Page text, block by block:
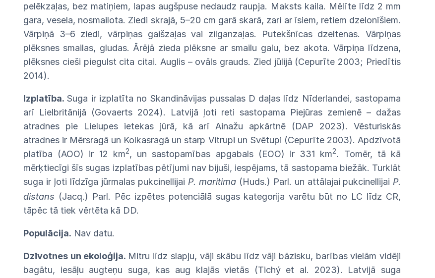
pelēkzaļas, bez matiņiem, lapas augšpuse nedaudz raupja. Maksts kaila. Mēlīte līdz 2 mm
gara, vesela, nosmailota. Ziedi skrajā, 5–20 cm garā skarā, zari ar īsiem, retiem dzelonīšiem.
Vārpiņā 3–6 ziedi, vārpiņas gaišzaļas vai zilganzaļas. Putekšnīcas dzeltenas. Vārpiņas
plēksnes smailas, gludas. Ārējā zieda plēksne ar smailu galu, bez akota.Vārpiņa līdzena,
plēksnes cieši piegulst cita citai. Auglis – ovāls grauds. Zied jūlijā (Cepurīte 2003; Priedītis
2014).
Izplatība. Suga ir izplatīta no Skandināvijas pussalas D daļas līdz Nīderlandei, sastopama
arī Lielbritānijā (Govaerts 2024). Latvijā ļoti reti sastopama Piejūras zemienē – dažas
atradnes pie Lielupes ietekas jūrā, kā arī Ainažu apkārtnē (DAP 2023).
Vēsturiskās
atradnes ir Mērsragā un Kolkasragā un starp Vitrupi un Svētupi (Cepurīte 2003). Apdzīvotā
platība (AOO) ir 12 km2, un sastopamības apgabals (EOO) ir 331 km2. Tomēr, tā kā
mērķtiecīgi šīs sugas izplatības pētījumi nav bijuši, iespējams, tā sastopama biežāk. Turklāt
suga ir ļoti līdzīga jūrmalas pukcinellijai P. maritima (Huds.) Parl. un attālajai pukcinellijai P.
distans (Jacq.) Parl. Pēc izpētes potenciālā sugas kategorijavarētu būt no LC līdz CR,
tāpēc tā tiek vērtēta kā DD.
Populācija. Nav datu.
Dzīvotnes un ekoloģija. Mitru līdz slapju, vāji skābu līdz vāji bāzisku, barības vielām vidēji
bagātu, iesāļu augteņu suga, kas aug klajās vietās (Tichý et al. 2023). Latvijā suga